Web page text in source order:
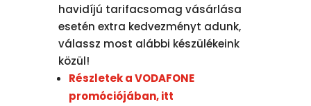
havidíjú tarifacsomag vásárlása
esetén extra kedvezményt adunk,
válassz most alábbi készülékeink
közül!
Részletek a VODAFONE
promóciójában, itt